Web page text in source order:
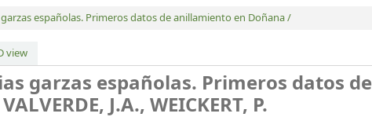
españolas. Primeros datos de anillamiento en Doñana /
view
garzas españolas. Primeros datos de
VALVERDE, J.A., WEICKERT, P.